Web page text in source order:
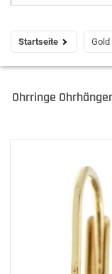
Startseite Gold
Ohrringe